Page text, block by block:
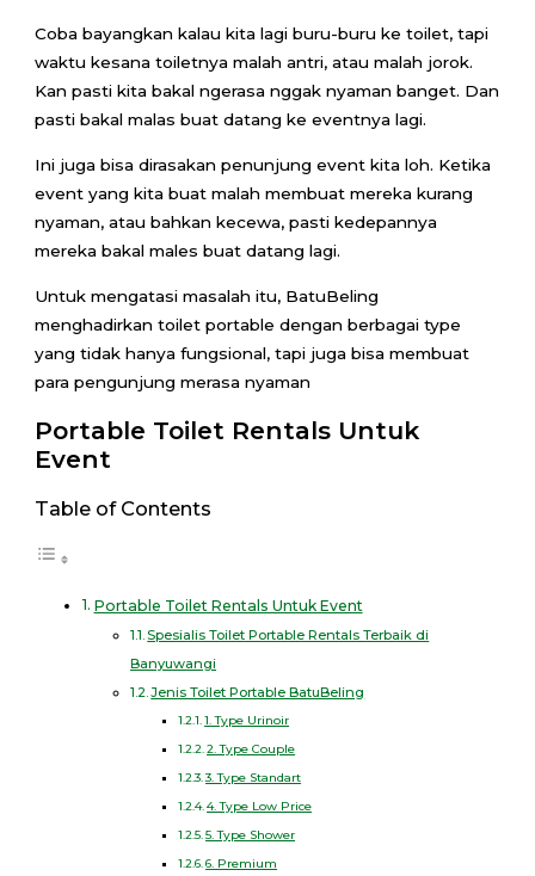
Coba bayangkan kalau kita lagi buru-buru ke toilet, tapi
waktu kesana toiletnya malah antri, atau malah jorok.
Kan pasti kita bakal ngerasa nggak nyaman banget. Dan
pasti bakal malas buat datang ke eventnya lagi.
Ini juga bisa dirasakan penunjung event kita loh. Ketika
event yang kita buat malah membuat mereka kurang
nyaman, atau bahkan kecewa, pasti kedepannya
mereka bakal males buat datang lagi.
Untuk mengatasi masalah itu, BatuBeling
menghadirkan toilet portable dengan berbagai type
yang tidak hanya fungsional, tapi juga bisa membuat
para pengunjung merasa nyaman
Portable Toilet Rentals Untuk
Event
Table of Contents
Portable Toilet Rentals Untuk Event
Spesialis Toilet Portable Rentals Terbaik di
Banyuwangi
Jenis Toilet Portable BatuBeling
1. Type Urinoir
2. Type Couple
3. Type Standart
4. Type Low Price
5. Type Shower
6. Premium